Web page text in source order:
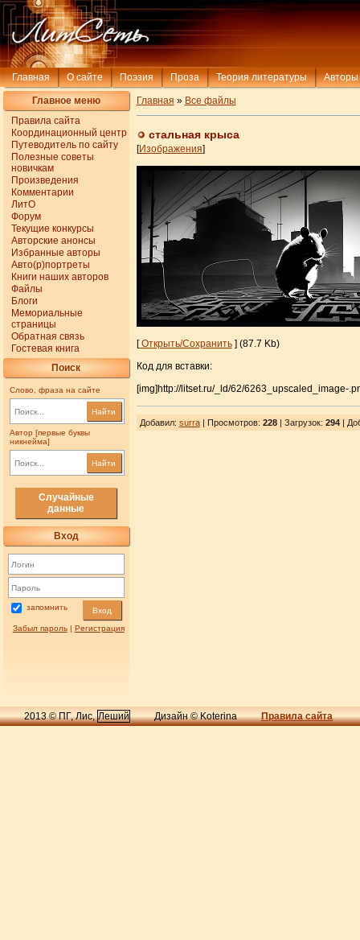
Главная О сайте Поэзия Проза Теория литературы Авторы
Главное меню
Правила сайта
Координационный центр
Путеводитель по сайту
Полезные советы
новичкам
Произведения
Комментарии
ЛитО
Форум
Текущие конкурсы
Авторские анонсы
Избранные авторы
Авто(р)портреты
Книги наших авторов
Файлы
Блоги
Мемориальные
страницы
Обратная связь
Гостевая книга
Поиск
Слово, фраза на сайте
Найти
Автор [первые буквы
никнейма]
Найти
Случайные
данные
Вход
запомнить Вход
Забыл пароль| Регистрация
Главная » Все файлы
стальная крыса
[Изображения]
[Открыть/Сохранить] (87.7 Kb)
Код для вставки:
[img]http://litset.ru/_ld/62/6263_upscaled_image-
Добавил: surra| Просмотров: 228| Загрузок: 294|
2013 © ПГ, Лис,Леший Дизайн © Koterina Правила сайта